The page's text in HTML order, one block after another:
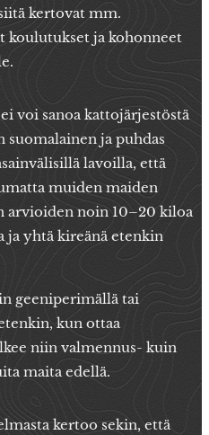
kertovat mm.
koulutukset ja kohonneet
voi sanoa kattojärjestöstä
suomalainen ja puhdas
lavoilla, että
muiden maiden
arvioiden noin 10–20 kiloa
ja yhtä kireänä etenkin
geeniperimällä tai
kun ottaa
niin valmennus- kuin
maita edellä.
kertoo sekin, että